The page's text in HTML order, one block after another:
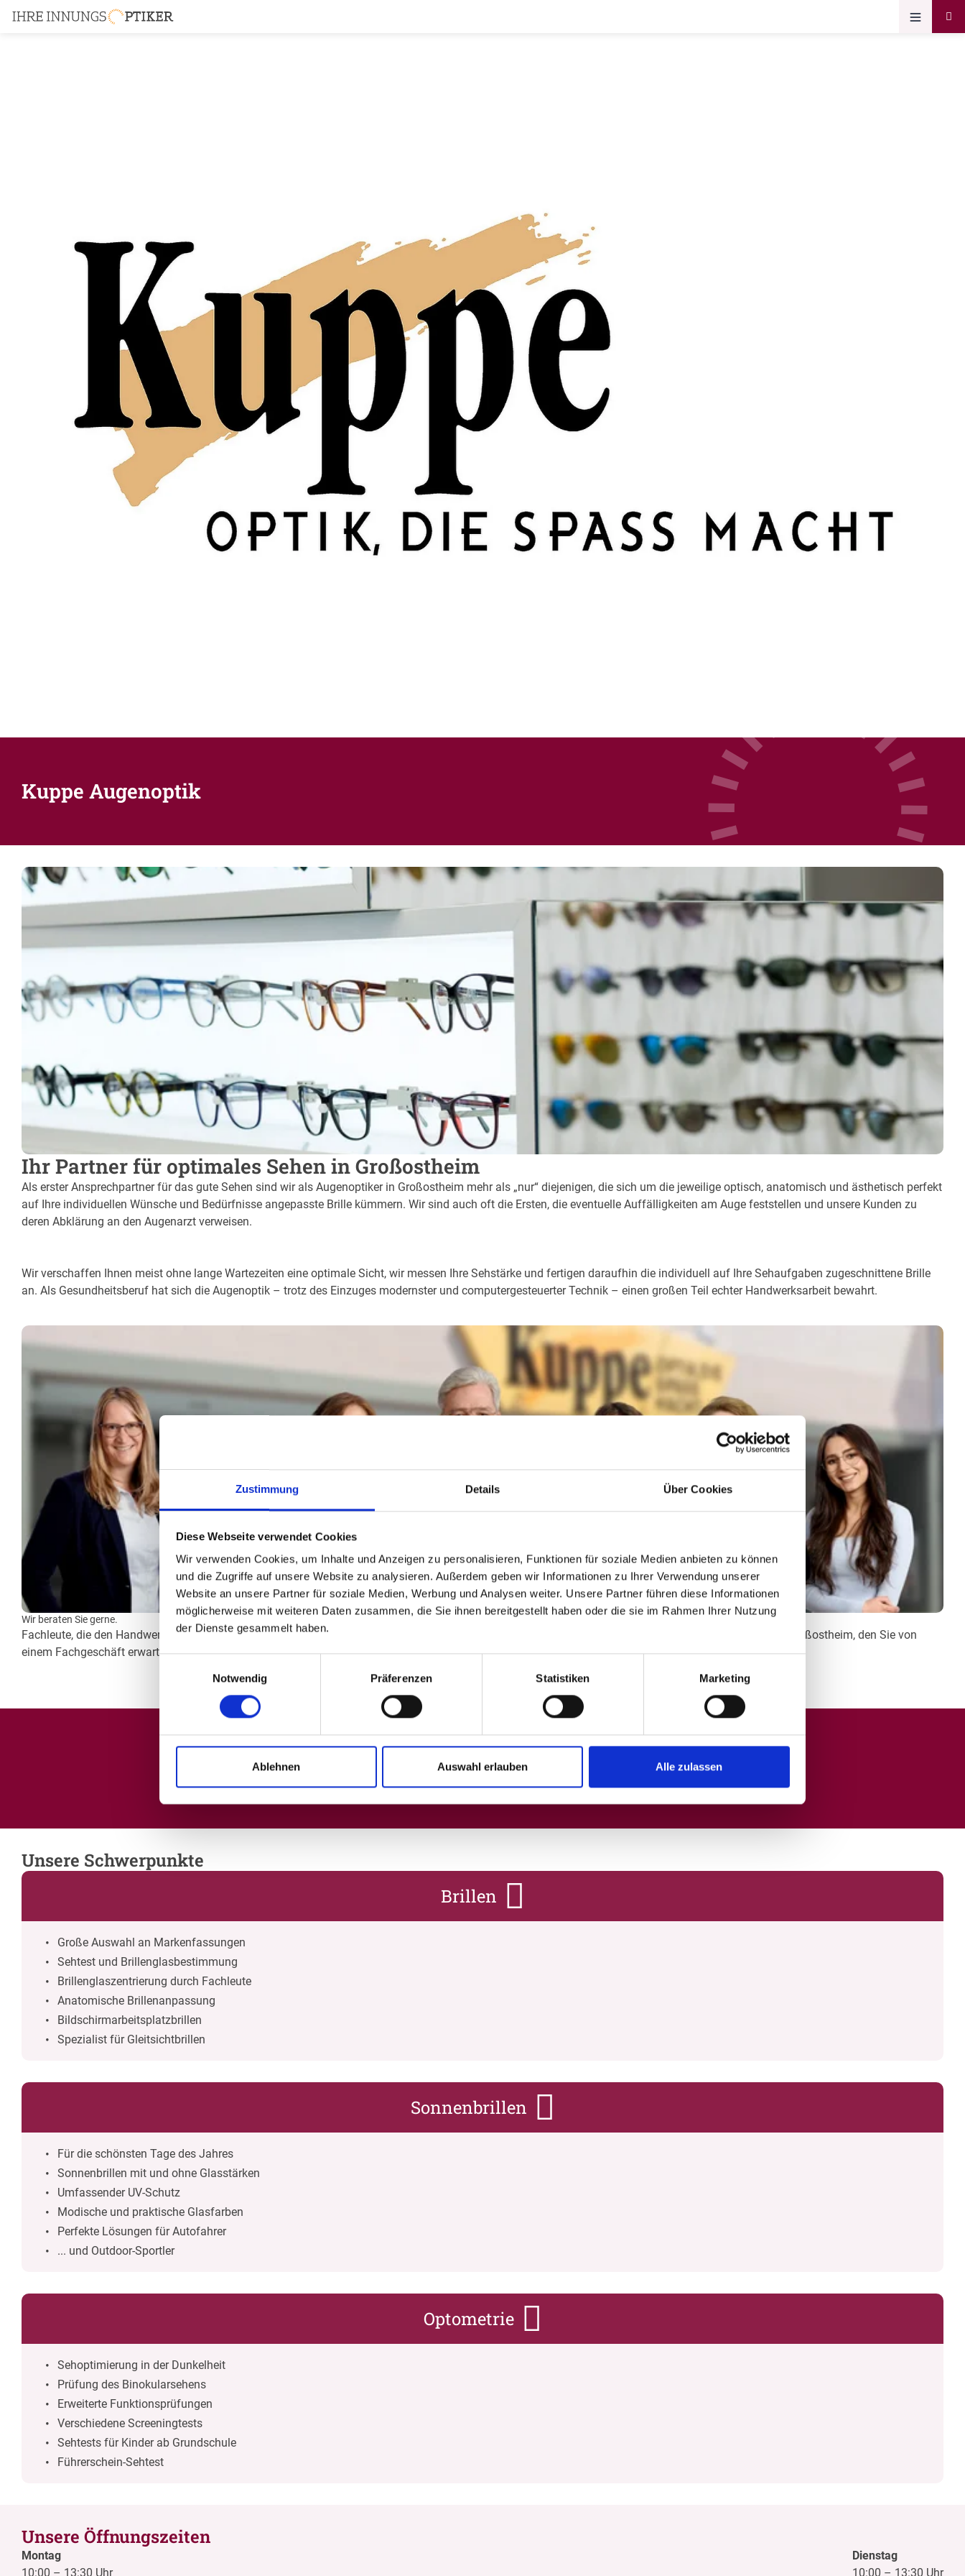
Zustimmung Details Über Cookies
Diese Webseite verwendet Cookies
Wir verwenden Cookies, um Inhalte und Anzeigen zu personalisieren, Funktionen für soziale Medien anbieten zu können
und die Zugriffe auf unsere Website zu analysieren. Außerdem geben wir Informationen zu Ihrer Verwendung unserer
Website an unsere Partner für soziale Medien, Werbung und Analysen weiter. Unsere Partner führen diese Informationen
möglicherweise mit weiteren Daten zusammen, die Sie ihnen bereitgestellt haben oder die sie im Rahmen Ihrer Nutzung
der Dienste gesammelt haben.
Notwendig
Präferenzen Statistiken Marketing
Ablehnen Auswahl erlauben Alle zulassen
Kuppe Augenoptik
Ihr Partner für optimales Sehen in Großostheim
Als erster Ansprechpartner für das gute Sehen sind wir als Augenoptiker in Großostheim mehr als „nur“ diejenigen, die sich um die jeweilige optisch, anatomisch und ästhetisch perfekt
auf Ihre individuellen Wünsche und Bedürfnisse angepasste Brille kümmern. Wir sind auch oft die Ersten, die eventuelle Auffälligkeiten am Auge feststellen und unsere Kunden zu
deren Abklärung an den Augenarzt verweisen.
Wir verschaffen Ihnen meist ohne lange Wartezeiten eine optimale Sicht, wir messen Ihre Sehstärke und fertigen daraufhin die individuell auf Ihre Sehaufgaben zugeschnittene Brille
an. Als Gesundheitsberuf hat sich die Augenoptik – trotz des Einzuges modernster und computergesteuerter Technik – einen großen Teil echter Handwerksarbeit bewahrt.
Wir beraten Sie gerne.
Fachleute, die den Handwerksberuf von Grund auf gelernt haben, finden das Beste für Ihre Augen. Und leisten gerne auch nach dem Kauf den Service in Großostheim, den Sie von
einem Fachgeschäft erwarten können. Unsere eigene Meisterwerkstatt macht's möglich.
Wir bilden aus!
Unsere Schwerpunkte
Brillen
Große Auswahl an Markenfassungen
Sehtest und Brillenglasbestimmung
Brillenglaszentrierung durch Fachleute
Anatomische Brillenanpassung
Bildschirmarbeitsplatzbrillen
Spezialist für Gleitsichtbrillen
Sonnenbrillen
Für die schönsten Tage des Jahres
Sonnenbrillen mit und ohne Glasstärken
Umfassender UV-Schutz
Modische und praktische Glasfarben
Perfekte Lösungen für Autofahrer
... und Outdoor-Sportler
Optometrie
Sehoptimierung in der Dunkelheit
Prüfung des Binokularsehens
Erweiterte Funktionsprüfungen
Verschiedene Screeningtests
Sehtests für Kinder ab Grundschule
Führerschein-Sehtest
Unsere Öffnungszeiten
Montag
10:00 – 13:30 Uhr
Dienstag
10:00 – 13:30 Uhr